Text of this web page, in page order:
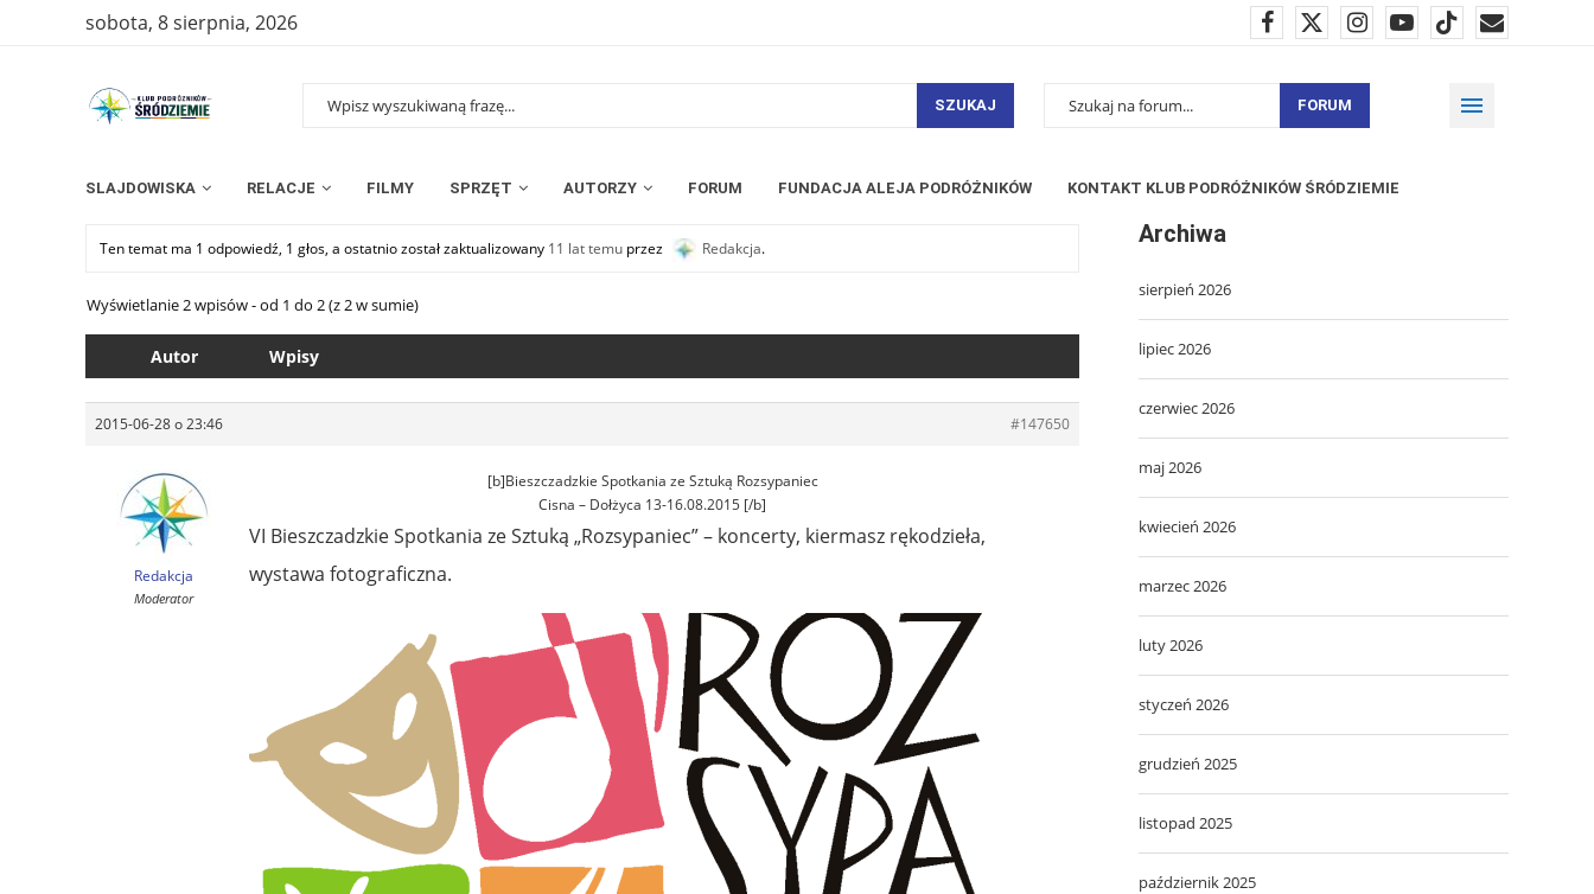
sobota, 8 sierpnia, 2026
SZUKAJ FORUM
SLAJDOWISKA RELACJE FILMY SPRZĘT AUTORZY FORUM FUNDACJA ALEJA PODRÓŻNIKÓW KONTAKT KLUB PODRÓŻNIKÓW ŚRÓDZIEMIE
Ten temat ma 1 odpowiedź, 1 głos, a ostatnio został zaktualizowany 11 lat temu przez Redakcja.
Wyświetlanie 2 wpisów - od 1 do 2 (z 2 w sumie)
Autor Wpisy
2015-06-28 o 23:46 #147650
Redakcja
Moderator
[b]Bieszczadzkie Spotkania ze Sztuką Rozsypaniec
Cisna – Dołżyca 13-16.08.2015 [/b]
VI Bieszczadzkie Spotkania ze Sztuką „Rozsypaniec” – koncerty, kiermasz rękodzieła,
wystawa fotograficzna.
Archiwa
sierpień 2026
lipiec 2026
czerwiec 2026
maj 2026
kwiecień 2026
marzec 2026
luty 2026
styczeń 2026
grudzień 2025
listopad 2025
październik 2025